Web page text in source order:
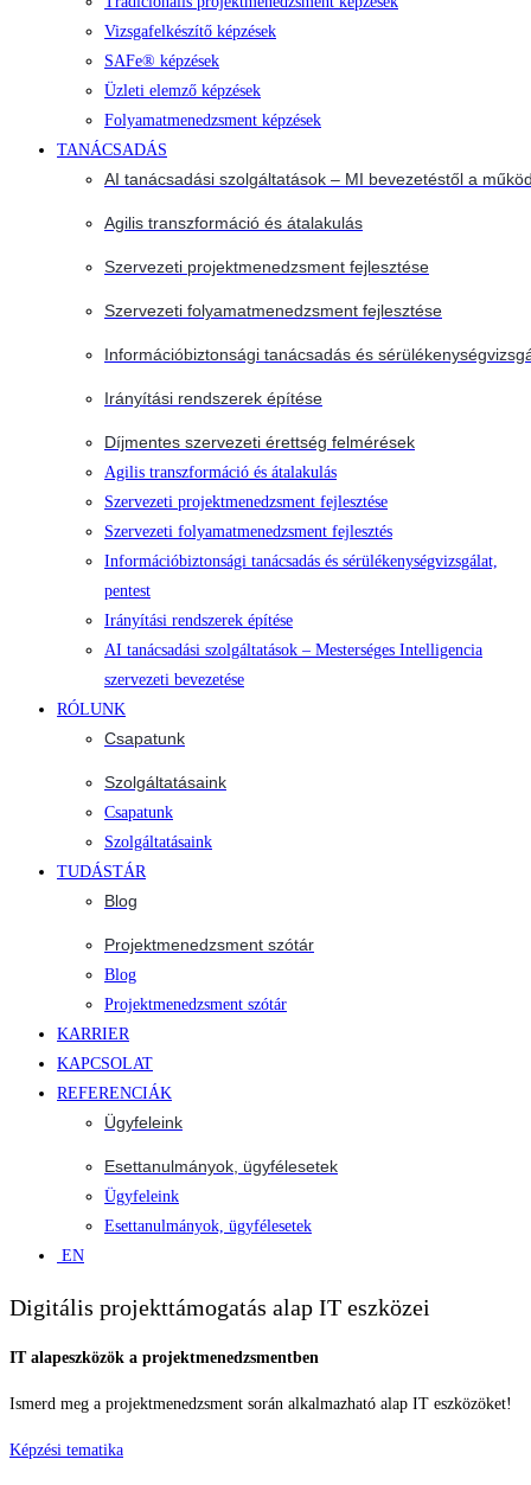
Vizsgafelkészítő képzések
SAFe® képzések
Üzleti elemző képzések
Folyamatmenedzsment képzések
TANÁCSADÁS
AI tanácsadási szolgáltatások – MI bevezetéstől a
Agilis transzformáció és átalakulás
Szervezeti projektmenedzsment fejlesztése
Szervezeti folyamatmenedzsment fejlesztése
Információbiztonsági tanácsadás és
Irányítási rendszerek építése
Díjmentes szervezeti érettség felmérések
Agilis transzformáció és átalakulás
Szervezeti projektmenedzsment fejlesztése
Szervezeti folyamatmenedzsment fejlesztés
Információbiztonsági tanácsadás és sérülékenységvizsgálat,
pentest
Irányítási rendszerek építése
AI tanácsadási szolgáltatások – Mesterséges Intelligencia
szervezeti bevezetése
RÓLUNK
Csapatunk
Szolgáltatásaink
Csapatunk
Szolgáltatásaink
TUDÁSTÁR
Blog
Projektmenedzsment szótár
Blog
Projektmenedzsment szótár
KARRIER
KAPCSOLAT
REFERENCIÁK
Ügyfeleink
Esettanulmányok, ügyfélesetek
Ügyfeleink
Esettanulmányok, ügyfélesetek
EN
Digitális projekttámogatás alap IT eszközei
IT alapeszközök a projektmenedzsmentben
Ismerd meg a projektmenedzsment során alkalmazható alap IT eszközöket!
Képzési tematika